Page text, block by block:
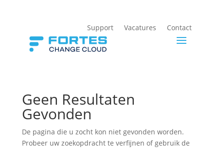
Support Vacatures Contact
Geen Resultaten
Gevonden
De pagina die u zocht kon niet gevonden worden.
Probeer uw zoekopdracht te verfijnen of gebruik de